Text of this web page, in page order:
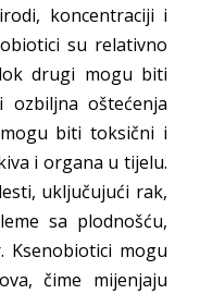
koncentraciji i
su relativno
drugi mogu biti
oštećenja
biti toksični i
i organa u tijelu.
uključujući rak,
sa plodnošću,
mogu
čime mijenjaju